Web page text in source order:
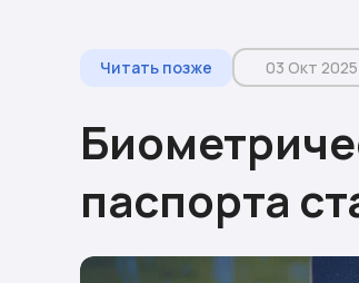
Читать позже 03 Окт 2025
паспорта